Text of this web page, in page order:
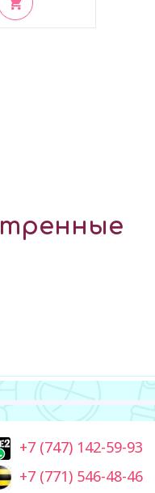
+7 (747) 142-59-93
+7 (771) 546-48-46